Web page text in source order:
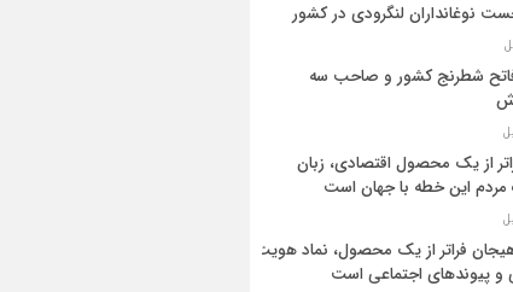
نوغانداران لنگرودی در کشور
شطرنج کشور و صاحب سه
از یک محصول اقتصادی، زبان
این خطه با جهان است
فراتر از یک محصول، نماد هویت
و پیوندهای اجتماعی است